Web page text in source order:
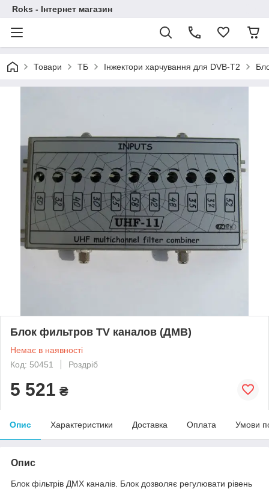
Roks - Інтернет магазин
Товари ТБ Інжектори харчування для DVB-T2
Блок фильтров TV каналов (ДМВ)
Немає в наявності
Код: 50451
Роздріб
5 521 ₴
Опис Характеристики Доставка Оплата Умови
Опис
Блок фільтрів ДМХ каналів. Блок дозволяє регулювати рівень